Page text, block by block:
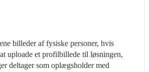
billeder af fysiske personer, hvis
uploade et profilbillede til løsningen,
deltager som oplægsholder med